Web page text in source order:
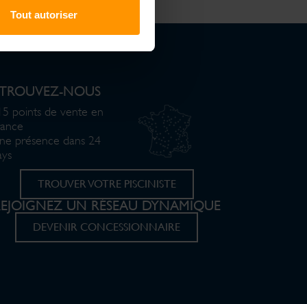
Tout autoriser
NOUS
points de vente en
présence dans 24
TROUVER VOTRE PISCINISTE
UN RÉSEAU DYNAMIQUE
DEVENIR CONCESSIONNAIRE